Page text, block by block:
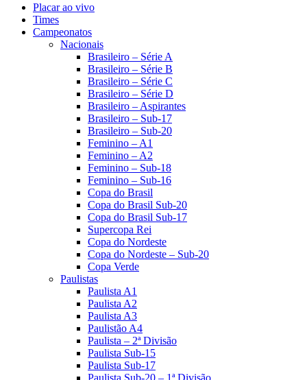
Placar ao vivo
Times
Campeonatos
Nacionais
Brasileiro – Série A
Brasileiro – Série B
Brasileiro – Série C
Brasileiro – Série D
Brasileiro – Aspirantes
Brasileiro – Sub-17
Brasileiro – Sub-20
Feminino – A1
Feminino – A2
Feminino – Sub-18
Feminino – Sub-16
Copa do Brasil
Copa do Brasil Sub-20
Copa do Brasil Sub-17
Supercopa Rei
Copa do Nordeste
Copa do Nordeste – Sub-20
Copa Verde
Paulistas
Paulista A1
Paulista A2
Paulista A3
Paulistão A4
Paulista – 2ª Divisão
Paulista Sub-15
Paulista Sub-17
Paulista Sub-20 – 1ª Divisão